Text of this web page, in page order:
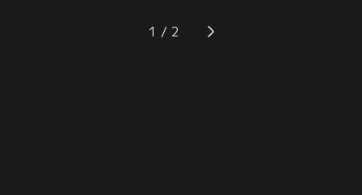
判官はユクホを呼び出し、ダノが見
つけたイ・ソルが誰なのかを教えれ
ジュは、男装してシヨルと共に街へ
出る。はたご屋で二花院の宣伝に励
1